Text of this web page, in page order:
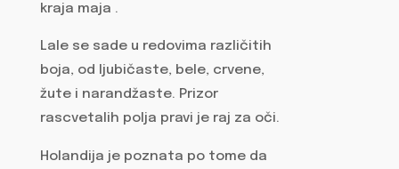
kraja maja .
Lale se sade u redovima različitih
boja, od ljubičaste, bele, crvene,
žute i narandžaste. Prizor
rascvetalih polja pravi je raj za oči.
Holandija je poznata po tome da